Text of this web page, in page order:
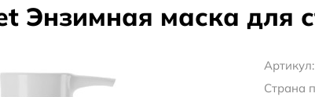
Энзимная маска для
Артикул:
Страна